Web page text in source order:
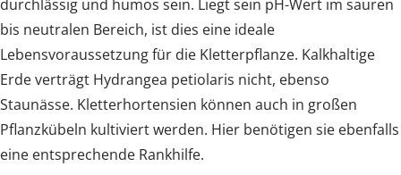
durchlässig und humos sein. Liegt sein pH-Wert im sauren
bis neutralen Bereich, ist dies eine ideale
Lebensvoraussetzung für die Kletterpflanze. Kalkhaltige
Erde verträgt Hydrangea petiolaris nicht, ebenso
Staunässe. Kletterhortensien können auch in großen
Pflanzkübeln kultiviert werden. Hier benötigen sie ebenfalls
eine entsprechende Rankhilfe.